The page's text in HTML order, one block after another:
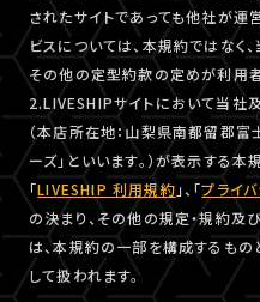
されたサイトであっても他社が運
ビスについては、本規約ではなく
その他の定型約款の定めが利用
2.LIVESHIPサイトにおいて当社
（本店所在地：山梨県南都留郡富
ーズ」といいます。）が表示する本規
「LIVESHIP 利用規約 」、「プライ
の決まり、その他の規定・規約
は、本規約の一部を構成するもの
して扱われます。